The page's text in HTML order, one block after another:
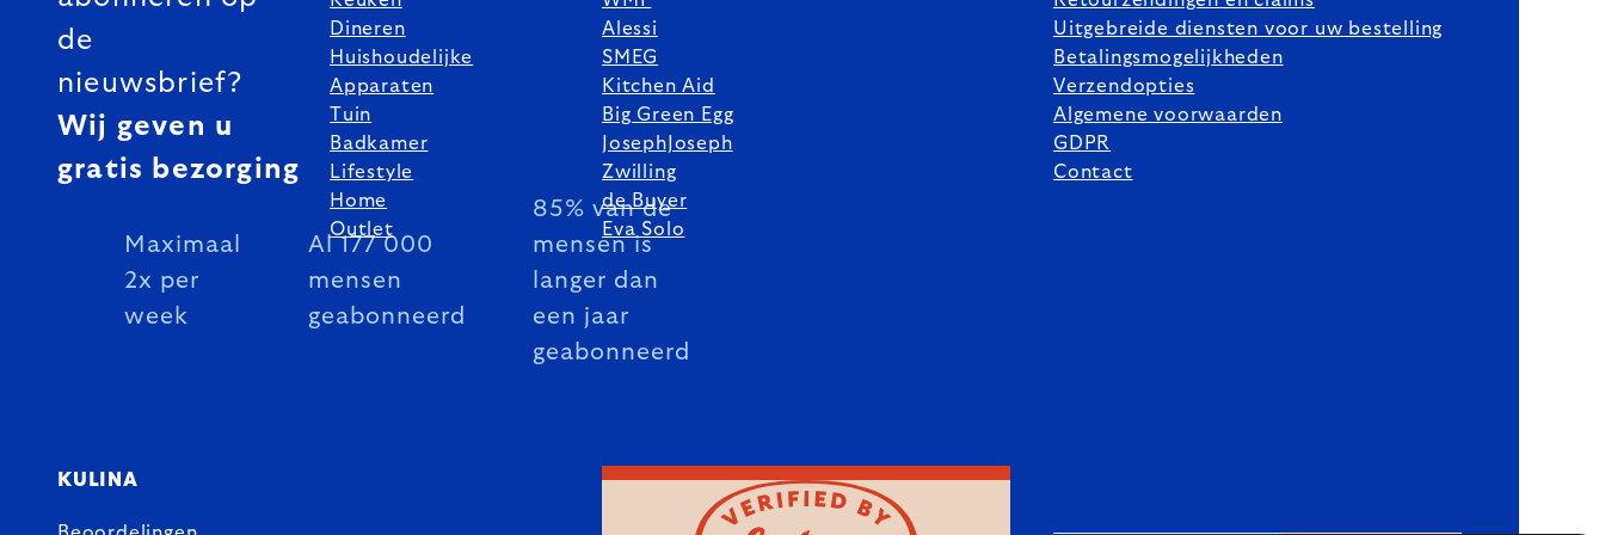
de
nieuwsbrief?
Wij geven u
gratis bezorging
Maximaal
2x per
week
Al 177 000
mensen
geabonneerd
85% van de
mensen is
langer dan
een jaar
geabonneerd
Dineren
Huishoudelijke
Apparaten
Tuin
Badkamer
Lifestyle
Home
Outlet
Alessi
SMEG
Kitchen Aid
Big Green Egg
JosephJoseph
Zwilling
de Buyer
Eva Solo
Uitgebreide diensten voor uw bestelling
Betalingsmogelijkheden
Verzendopties
Algemene voorwaarden
GDPR
Contact
KULINA